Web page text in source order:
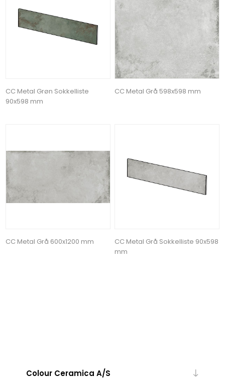
CC Metal Grøn Sokkelliste
90x598 mm
CC Metal Grå 598x598 mm
CC Metal Grå 600x1200 mm
CC Metal Grå Sokkelliste 90x598
mm
Colour Ceramica A/S